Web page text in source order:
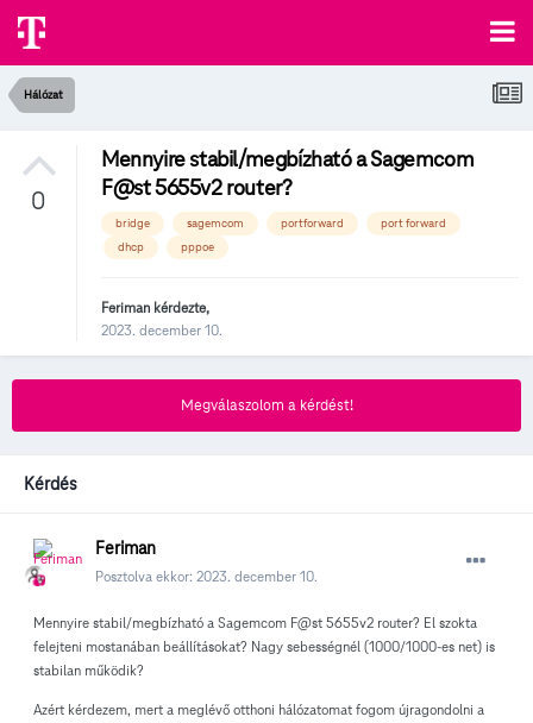
Hálózat
0
Mennyire stabil/megbízható a Sagemcom
F@st 5655v2 router?
bridge sagemcom portforward
port forward
dhcp
pppoe
Feriman kérdezte,
2023. december 10.
Megválaszolom a kérdést!
Kérdés
Feriman
Posztolva ekkor: 2023. december 10.
Mennyire stabil/megbízható a Sagemcom F@st 5655v2 router? El szokta
felejteni mostanában beállításokat? Nagy sebességnél (1000/1000-es net) is
stabilan működik?
Azért kérdezem, mert a meglévő otthoni hálózatomat fogom újragondolni a